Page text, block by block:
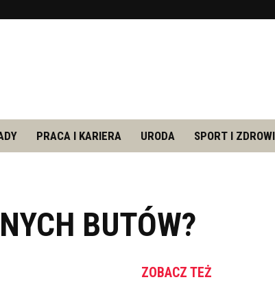
PRACA I KARIERA URODA SPORT I
BUTÓW?
ZOBACZ TEŻ